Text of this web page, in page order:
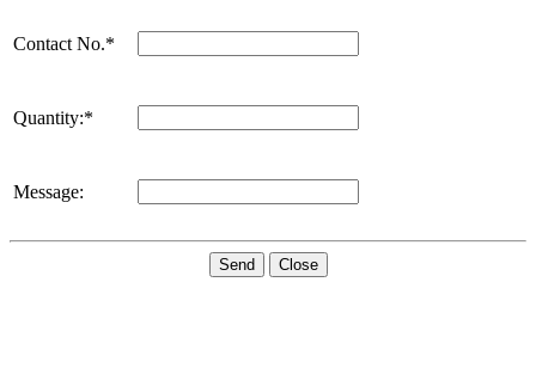
Contact No.*
Quantity:*
Message:
Send Close